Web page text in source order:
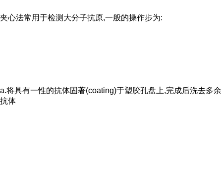
夹心法常用于检测大分子抗原,一般的操作步为:
a.将具有一性的抗体固著(coating)于塑胶孔盘上,完成后洗去多余
抗体